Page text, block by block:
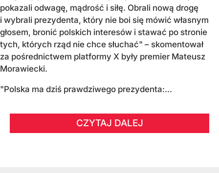
pokazali odwagę, mądrość i siłę. Obrali nową drogę
i wybrali prezydenta, który nie boi się mówić własnym
głosem, bronić polskich interesów i stawać po stronie
tych, których rząd nie chce słuchać" – skomentował
za pośrednictwem platformy X były premier Mateusz
Morawiecki.
"Polska ma dziś prawdziwego prezydenta:...
CZYTAJ DALEJ